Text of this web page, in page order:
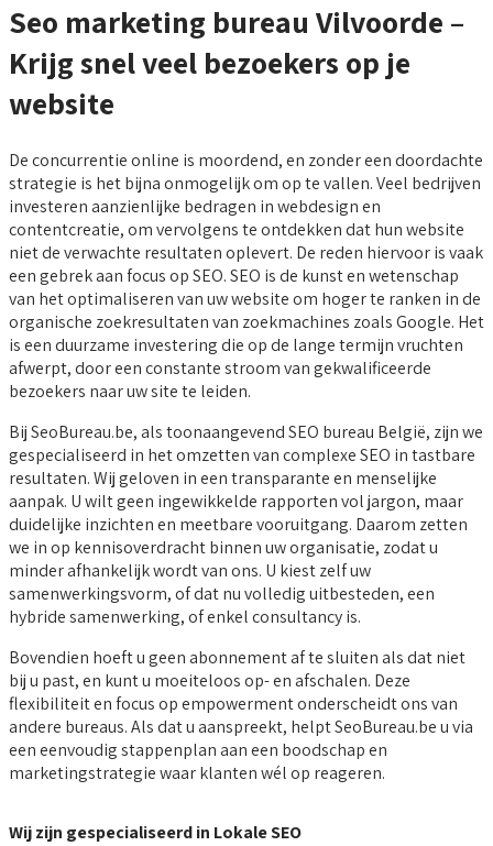
Seo marketing bureau Vilvoorde –
Krijg snel veel bezoekers op je
website
De concurrentie online is moordend, en zonder een doordachte
strategie is het bijna onmogelijk om op te vallen. Veel bedrijven
investeren aanzienlijke bedragen in webdesign en
contentcreatie, om vervolgens te ontdekken dat hun website
niet de verwachte resultaten oplevert. De reden hiervoor is vaak
een gebrek aan focus op SEO. SEO is de kunst en wetenschap
van het optimaliseren van uw website om hoger te ranken in de
organische zoekresultaten van zoekmachines zoals Google. Het
is een duurzame investering die op de lange termijn vruchten
afwerpt, door een constante stroom van gekwalificeerde
bezoekers naar uw site te leiden.
Bij SeoBureau.be, als toonaangevend SEO bureau België, zijn we
gespecialiseerd in het omzetten van complexe SEO in tastbare
resultaten. Wij geloven in een transparante en menselijke
aanpak. U wilt geen ingewikkelde rapporten vol jargon, maar
duidelijke inzichten en meetbare vooruitgang. Daarom zetten
we in op kennisoverdracht binnen uw organisatie, zodat u
minder afhankelijk wordt van ons. U kiest zelf uw
samenwerkingsvorm, of dat nu volledig uitbesteden, een
hybride samenwerking, of enkel consultancy is.
Bovendien hoeft u geen abonnement af te sluiten als dat niet
bij u past, en kunt u moeiteloos op- en afschalen. Deze
flexibiliteit en focus op empowerment onderscheidt ons van
andere bureaus. Als dat u aanspreekt, helpt SeoBureau.be u via
een eenvoudig stappenplan aan een boodschap en
marketingstrategie waar klanten wél op reageren.
Wij zijn gespecialiseerd in Lokale SEO